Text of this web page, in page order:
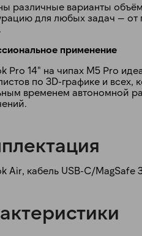
различные варианты
для любых задач —
применение
Pro 14" на чипах M5 Pro
по 3D-графике и всех,
временем автономной
Air, кабель USB-C/MagSafe